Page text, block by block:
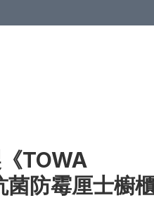
TOWA
菌防霉厘士櫥